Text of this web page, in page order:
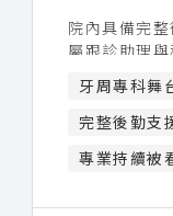
院內具備完
屬跟診助理
完整治療設
心於專業發揮
醫療團隊由
協作，搭配
牙周專科舞
完整後勤支
專業持續被